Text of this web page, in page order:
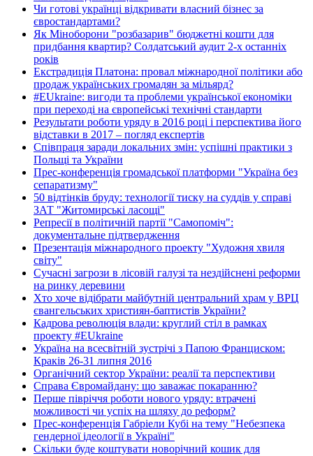
Чи готові українці відкривати власний бізнес за
євростандартами?
Як Міноборони "розбазарив" бюджетні кошти для
придбання квартир? Солдатський аудит 2-х останніх
років
Екстрадиція Платона: провал міжнародної політики або
продаж українських громадян за мільярд?
#EUkraine: вигоди та проблеми української економіки
при переході на європейські технічні стандарти
Результати роботи уряду в 2016 році і перспектива його
відставки в 2017 – погляд експертів
Співпраця заради локальних змін: успішні практики з
Польщі та України
Прес-конференція громадської платформи "Україна без
сепаратизму"
50 відтінків бруду: технології тиску на суддів у справі
ЗАТ "Житомирські ласощі"
Репресії в політичній партії "Самопоміч":
документальне підтвердження
Презентація міжнародного проекту "Художня хвиля
світу"
Сучасні загрози в лісовій галузі та нездійснені реформи
на ринку деревини
Хто хоче відібрати майбутній центральний храм у ВРЦ
євангельських християн-баптистів України?
Кадрова революція влади: круглий стіл в рамках
проекту #EUkraine
Україна на всесвітній зустрічі з Папою Франциском:
Краків 26-31 липня 2016
Органічний сектор України: реалії та перспективи
Справа Євромайдану: що заважає покаранню?
Перше півріччя роботи нового уряду: втрачені
можливості чи успіх на шляху до реформ?
Прес-конференція Габріели Кубі на тему "Небезпека
гендерної ідеології в Україні"
Скільки буде коштувати новорічний кошик для